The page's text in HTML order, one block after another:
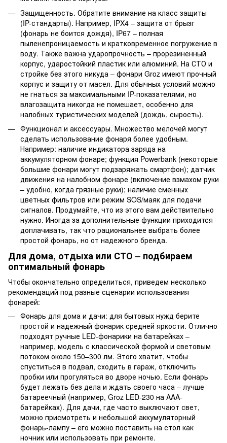
Защищенность. Обратите внимание на класс защиты
(IP-стандарты). Например, IPX4 – защита от брызг
(фонарь не боится дождя), IP67 – полная
пыленепроницаемость и кратковременное погружение в
воду. Также важна ударопрочность – прорезиненный
корпус, ударостойкий пластик или алюминий. На СТО и
стройке без этого никуда – фонари Groz имеют прочный
корпус и защиту от масел. Для обычных условий можно
не гнаться за максимальными IP-показателями, но
влагозащита никогда не помешает, особенно для
налобных туристических моделей (дождь, сырость).
Функционал и аксессуары. Множество мелочей могут
сделать использование фонаря более удобным.
Например: наличие индикатора заряда на
аккумуляторном фонаре; функция Powerbank (некоторые
большие фонари могут подзаряжать смартфон); датчик
движения на налобном фонаре (включение взмахом руки
– удобно, когда грязные руки); наличие сменных
цветных фильтров или режим SOS/маяк для подачи
сигналов. Продумайте, что из этого вам действительно
нужно. Иногда за дополнительные функции приходится
доплачивать, так что рациональнее выбрать более
простой фонарь, но от надежного бренда.
Для дома, отдыха или СТО – подбираем
оптимальный фонарь
Чтобы окончательно определиться, приведем несколько
рекомендаций под разные сценарии использования
фонарей:
Фонарь для дома и дачи: для бытовых нужд берите
простой и надежный фонарик средней яркости. Отлично
подходят ручные LED-фонарики на батарейках –
например, модель с классической формой и световым
потоком около 150–300 лм. Этого хватит, чтобы
спуститься в подвал, сходить в гараж, отключить
пробки или прогуляться во дворе ночью. Если фонарь
будет лежать без дела и ждать своего часа – лучше
батареечный (например, Groz LED-230 на AAA-
батарейках). Для дачи, где часто выключают свет,
можно присмотреть и небольшой аккумуляторный
фонарь-лампу – его можно поставить на стол как
ночник или использовать при ремонте.